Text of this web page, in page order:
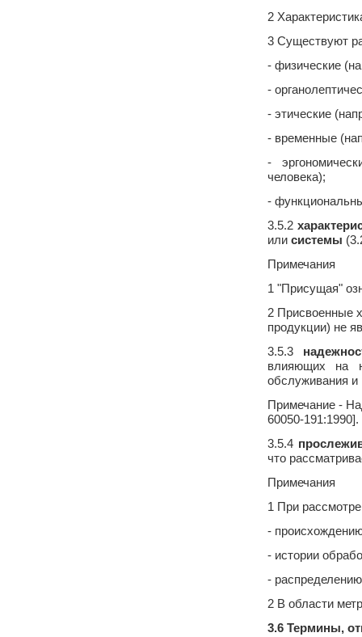
2
3 Существуют
- физические
-
- этические
- временные
-
человека);
-
3.5.2
или системы
Примечания
1 "Присущая"
2 Присвоенные
продукции) не
3.5.3
влияющих на
обслуживания и
Примечание -
60050-191:1990].
3.5.4
что
Примечания
1 При
-
- истории
-
2 В области
3.6 Термины,